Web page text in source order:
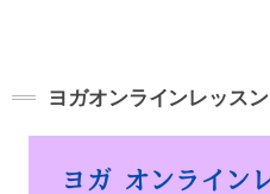
ヨガオンラインレッスン